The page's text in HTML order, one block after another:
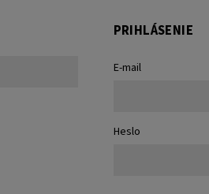
PRIHLÁSENIE
E-mail
Heslo